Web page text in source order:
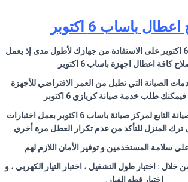
باساب 6 اكتوبر
يساعدك توكيل باساب 6 اكتوبر على الاستفادة من جهازك لأطول مدى إذ يعمل
كافة اعطال اجهزة باساب 6 اكتوبر
الصيانة التي تطيل من العمر الافتراضي للأجهزة
فيمكنك طلب خدمة صيانة كريازي 6 اكتوبر
حيث ان يقوم فريق الصيانة التابع لمركز صيانة باساب 6 اكتوبر بعمل اختبارات
ترك المنزل للتأكد من عدم تكرار العطل مرة أخري
سلامة المستخدمين و توفير الأمان اللازم لهم
خلال : اختبار طول التشغيل ، اختبار التيار الكهربي ، و
اختبار قطع الغيار.